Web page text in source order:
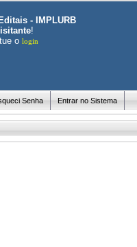
- IMPLURB
!
o login
Senha Entrar no Sistema